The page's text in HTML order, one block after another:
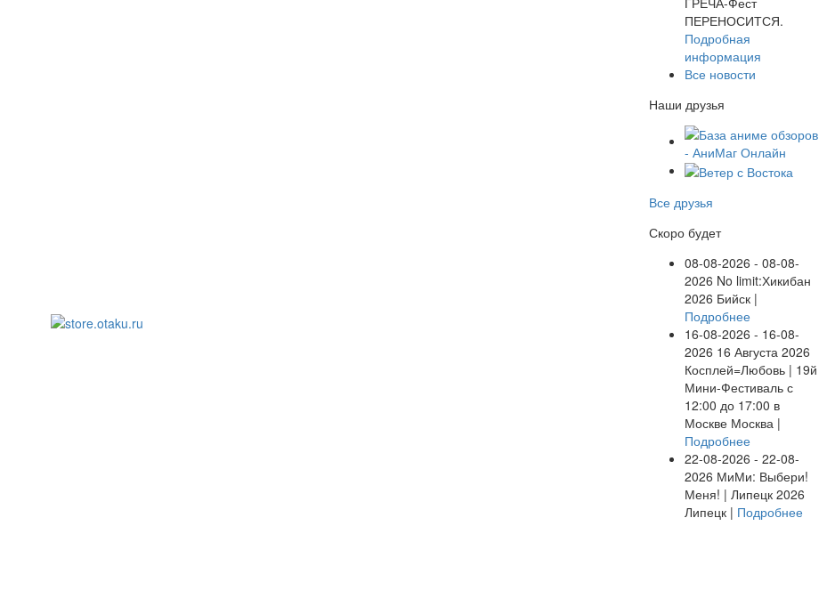
ПЕРЕНОСИТСЯ.
Подробная
информация
Все новости
Наши друзья
Все друзья
Скоро будет
08-08-2026 - 08-08-
2026 No limit:Хикибан
2026 Бийск |
Подробнее
16-08-2026 - 16-08-
2026 16 Августа 2026
Косплей=Любовь | 19й
Мини-Фестиваль с
12:00 до 17:00 в
Москве Москва |
Подробнее
22-08-2026 - 22-08-
2026 МиМи: Выбери!
Меня! | Липецк 2026
Липецк | Подробнее